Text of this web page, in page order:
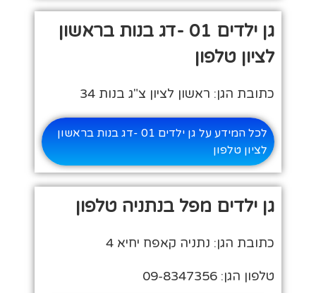
גן ילדים 01 -דג בנות בראשון
לציון טלפון
כתובת הגן: ראשון לציון צ"ג בנות 34
לכל המידע על גן ילדים 01 -דג בנות בראשון
לציון טלפון
גן ילדים מפל בנתניה טלפון
כתובת הגן: נתניה קאפח יחיא 4
טלפון הגן: 09-8347356